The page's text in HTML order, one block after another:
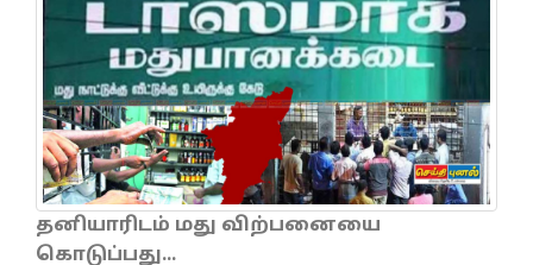
தனியாரிடம் மது விற்பனையை
கொடுப்பது...